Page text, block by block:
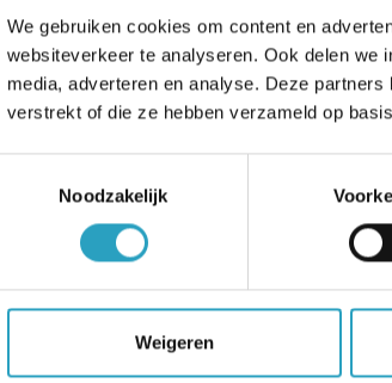
We gebruiken cookies om content en
websiteverkeer te analyseren. Ook delen we
media, adverteren en analyse. Deze
verstrekt of die ze hebben verzameld op
Noodzakelijk
Weigeren
In deze
De Bijnkershoek
Lees meer